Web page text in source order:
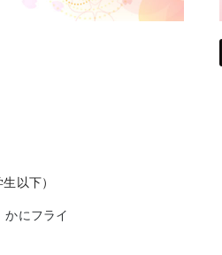
以下）
かにフライ